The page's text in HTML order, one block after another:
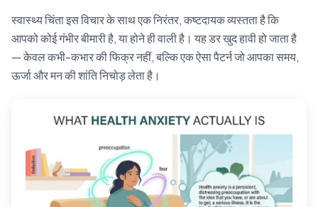
स्वास्थ्य चिंता इस विचार के साथ एक निरंतर, कष्टदायक व्यस्तता है कि
आपको कोई गंभीर बीमारी है, या होने ही वाली है। यह डर खुद हावी हो जाता है
— केवल कभी-कभार की फिक्र नहीं, बल्कि एक ऐसा पैटर्न जो आपका समय,
ऊर्जा और मन की शांति निचोड़ लेता है।